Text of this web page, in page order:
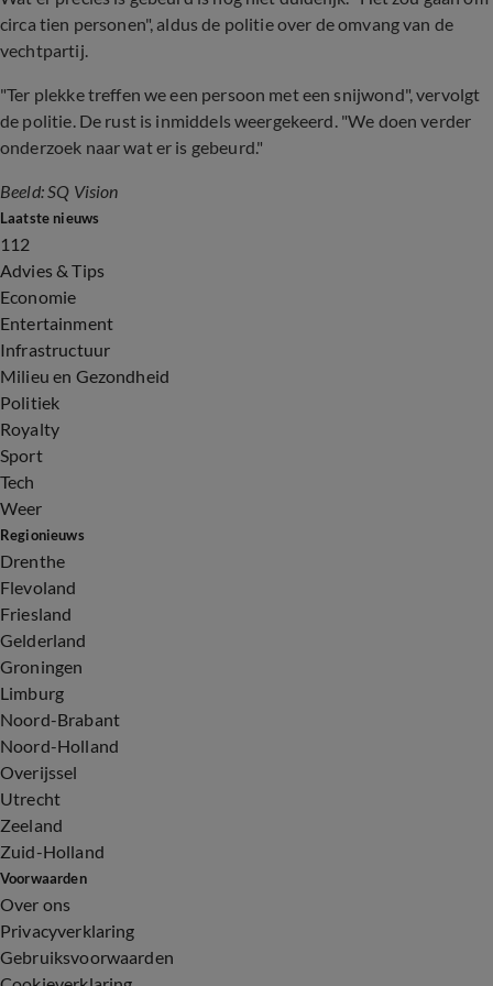
circa tien personen", aldus de politie over de omvang van de
vechtpartij.
"Ter plekke treffen we een persoon met een snijwond", vervolgt
de politie. De rust is inmiddels weergekeerd. "We doen verder
onderzoek naar wat er is gebeurd."
Beeld: SQ Vision
Laatste nieuws
112
Advies & Tips
Economie
Entertainment
Infrastructuur
Milieu en Gezondheid
Politiek
Royalty
Sport
Tech
Weer
Regionieuws
Drenthe
Flevoland
Friesland
Gelderland
Groningen
Limburg
Noord-Brabant
Noord-Holland
Overijssel
Utrecht
Zeeland
Zuid-Holland
Voorwaarden
Over ons
Privacyverklaring
Gebruiksvoorwaarden